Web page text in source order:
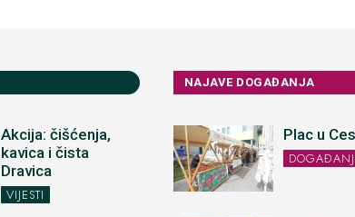
Akcija: čišćenja,
kavica i čista
Dravica
VIJESTI
NAJAVE DOGAĐANJA
Plac u